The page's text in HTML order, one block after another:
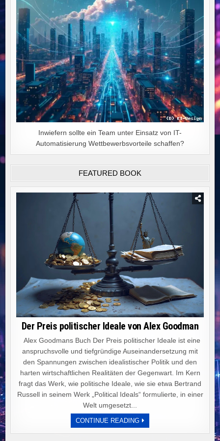
Inwiefern sollte ein Team unter Einsatz von IT-
Automatisierung Wettbewerbsvorteile schaffen?
FEATURED BOOK
Der Preis politischer Ideale von Alex Goodman
Alex Goodmans Buch Der Preis politischer Ideale ist eine
anspruchsvolle und tiefgründige Auseinandersetzung mit
den Spannungen zwischen idealistischer Politik und den
harten wirtschaftlichen Realitäten der Gegenwart. Im Kern
fragt das Werk, wie politische Ideale, wie sie etwa Bertrand
Russell in seinem Werk „Political Ideals“ formulierte, in einer
Welt umgesetzt...
CONTINUE READINGDER
PREIS
POLITISCHER